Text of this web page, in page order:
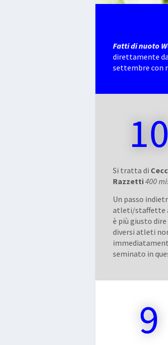
Fatti di nuoto
direttamente
settembre con
10
Si tratta di
Razzetti400
Un passo
atleti/staffette
è più giusto dire
diversi atleti
seminato in
9